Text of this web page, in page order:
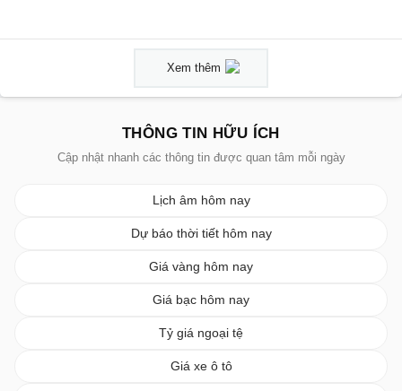
Xem thêm
THÔNG TIN HỮU ÍCH
Cập nhật nhanh các thông tin được quan tâm mỗi ngày
Lịch âm hôm nay
Dự báo thời tiết hôm nay
Giá vàng hôm nay
Giá bạc hôm nay
Tỷ giá ngoại tệ
Giá xe ô tô